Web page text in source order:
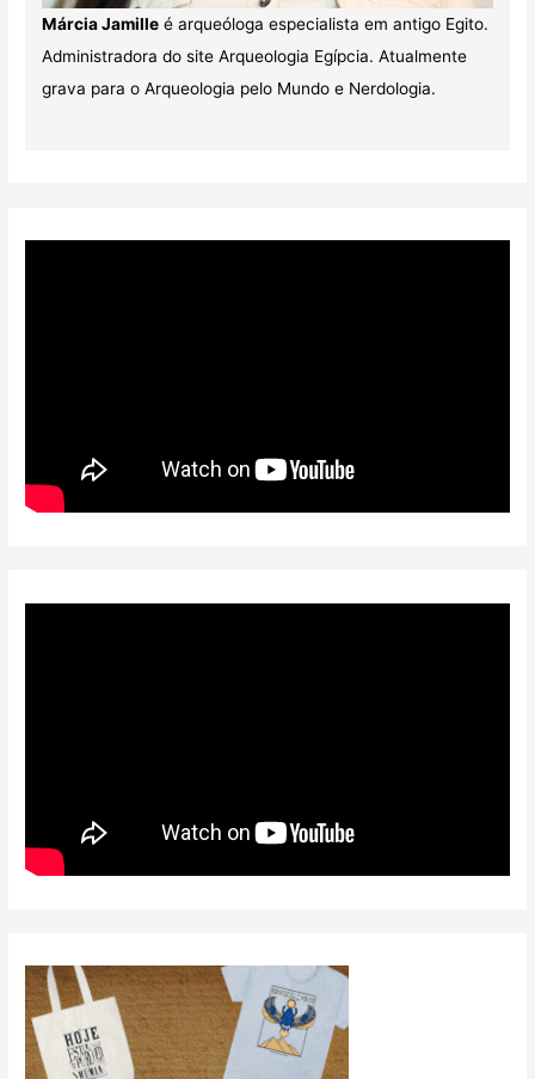
Márcia Jamilleé arqueóloga especialista em antigo Egito.
Administradora do site Arqueologia Egípcia. Atualmente
grava para o Arqueologia pelo Mundo e Nerdologia.